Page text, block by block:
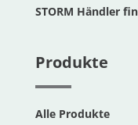
STORM Händler
Produkte
Alle Produkte